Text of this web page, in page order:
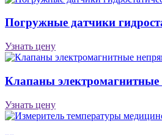
Погружные датчики
Узнать цену
Клапаны электро­маг­нит­ные
Узнать цену